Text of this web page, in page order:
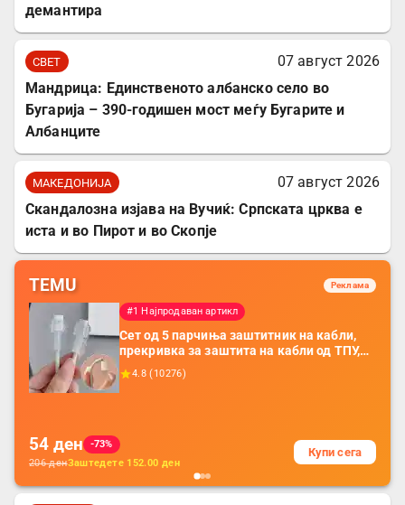
демантира
СВЕТ
07 август 2026
Мандрица: Единственото албанско село во
Бугарија – 390-годишен мост меѓу Бугарите и
Албанците
МАКЕДОНИЈА
07 август 2026
Скандалозна изјава на Вучиќ: Српската црква е
иста и во Пирот и во Скопје
TEMU Реклама
#1 Најпродаван артикл
Сет од 5 парчиња заштитник на кабли,
прекривка за заштита на кабли од ТПУ,
додатоци за заштита на кабли, без
батерија, за мобилни телефони, комплет
4.8 ( 10276)
54 ден
-73%
206денЗаштедете 152.00 ден
Купи сега